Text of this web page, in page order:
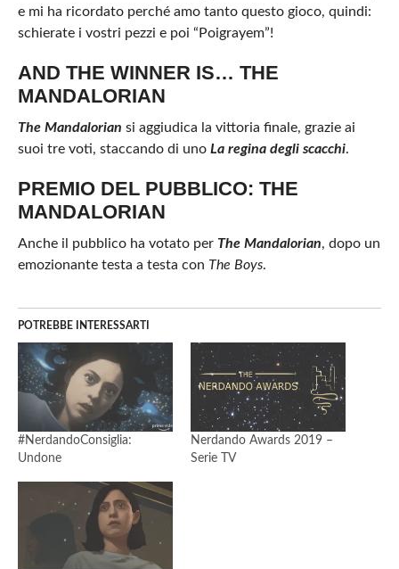
e mi ha ricordato perché amo tanto questo gioco, quindi:
schierate i vostri pezzi e poi “Poigrayem”!
AND THE WINNER IS… THE
MANDALORIAN
The Mandalorian si aggiudica la vittoria finale, grazie ai
suoi tre voti, staccando di uno La regina degli scacchi.
PREMIO DEL PUBBLICO: THE
MANDALORIAN
Anche il pubblico ha votato per The Mandalorian, dopo un
emozionante testa a testa con The Boys.
POTREBBE INTERESSARTI
#NerdandoConsiglia:
Undone
Nerdando Awards 2019 –
Serie TV